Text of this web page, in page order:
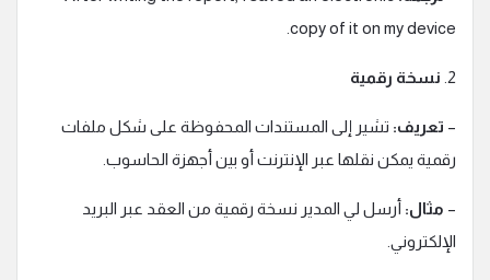
copy of it on my device.
2. نسخة رقمية
– تعريف: تشير إلى المستندات المحفوظة على شكل ملفات
رقمية يمكن نقلها عبر الإنترنت أو بين أجهزة الحاسوب.
– مثال: أرسل لي المدير نسخة رقمية من العقد عبر البريد
الإلكتروني.